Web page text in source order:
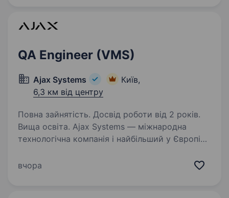
QA Engineer (VMS)
Ajax Systems
Київ,
6,3 км від центру
Повна зайнятість. Досвід роботи від 2 років.
Вища освіта. Ajax Systems — міжнародна
технологічна компанія і найбільший у Європі
фахівця до QA підрозділу на позицію QA
вчора